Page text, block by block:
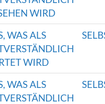
WIRD
WAS ALS
WIRD
WAS ALS